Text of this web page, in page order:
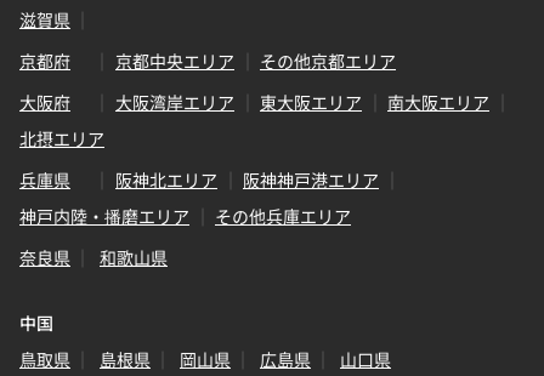
滋賀県
京都府
京都中央エリア
その他京都エリア
大阪府
大阪湾岸エリア 東大阪エリア
南大阪エリア
北摂エリア
兵庫県
阪神北エリア
阪神神戸港エリア
神戸内陸・播磨エリア
その他兵庫エリア
奈良県
和歌山県
中国
鳥取県
島根県 岡山県 広島県 山口県